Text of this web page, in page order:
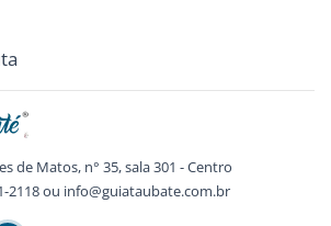
de Matos, n° 35, sala 301 - Centro
2118 ou info@guiataubate.com.br